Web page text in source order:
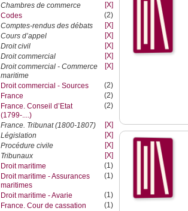
Chambres de commerce
[X]
Codes
(2)
Comptes-rendus des débats
[X]
Cours d’appel
[X]
Droit civil
[X]
Droit commercial
[X]
Droit commercial - Commerce
maritime
[X]
Droit commercial - Sources
(2)
France
(2)
France. Conseil d’Etat
(1799-....)
(2)
France. Tribunat (1800-1807)
[X]
Législation
[X]
Procédure civile
[X]
Tribunaux
[X]
Droit maritime
(1)
Droit maritime - Assurances
maritimes
(1)
Droit maritime - Avarie
(1)
France. Cour de cassation
(1)